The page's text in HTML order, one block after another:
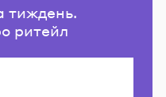
тиждень.
ритейл